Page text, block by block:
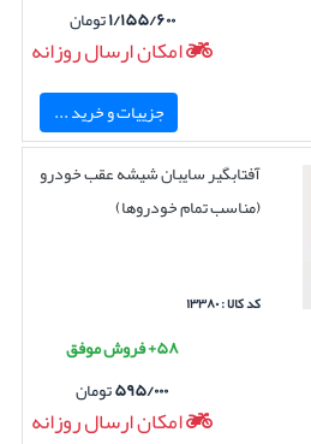
۱/۱۵۵/۶۰۰تومان
امکان ارسال روزانه
جزییات و خرید ...
آفتابگیر سایبان شیشه عقب خودرو
(مناسب تمام خودروها)
کد کالا : ۱۳۳۸۰
۵۸+ فروش موفق
۵۹۵/۰۰۰تومان
امکان ارسال روزانه